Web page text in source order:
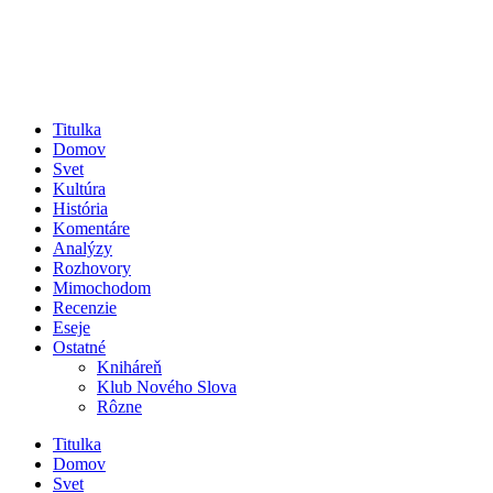
Titulka
Domov
Svet
Kultúra
História
Komentáre
Analýzy
Rozhovory
Mimochodom
Recenzie
Eseje
Ostatné
Kniháreň
Klub Nového Slova
Rôzne
Titulka
Domov
Svet